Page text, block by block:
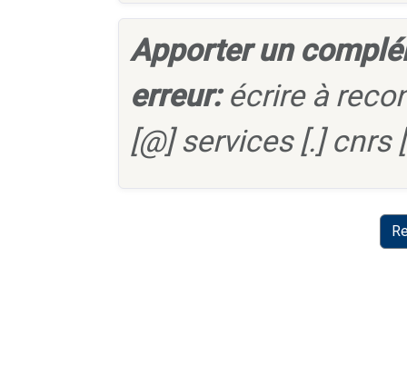
Apporter un
erreur:écrire à
[@] services [.] cnrs